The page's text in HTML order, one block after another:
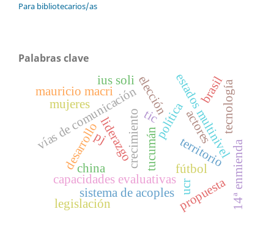
Para bibliotecarios/as
Palabras clave
capacidades evaluativas ucr
liderazgo
fútbol
vías de comunicación
crecimiento territorio
desarrollopj tucumán
políticaestados multinivel
sistema de acoples 14ª enmienda
propuesta
mauricio macri
ius soli tecnología
actores
tic
legislación
elección
mujeres
china
brasil